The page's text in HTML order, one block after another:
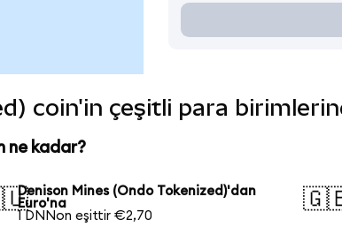
coin'in çeşitli para
ne kadar?
Denison Mines (Ondo Tokenized)'dan
Euro'na
1 DNNon eşittir €2,70